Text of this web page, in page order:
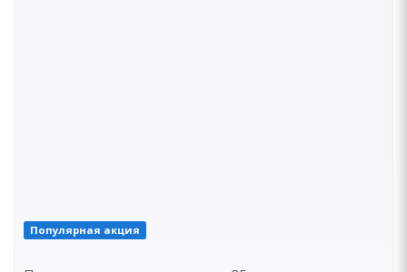
Популярная акция